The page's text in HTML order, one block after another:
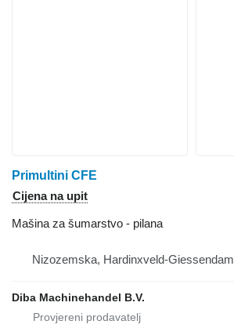
Primultini CFE
Cijena na upit
Mašina za šumarstvo - pilana
Nizozemska, Hardinxveld-Giessendam
Diba Machinehandel B.V.